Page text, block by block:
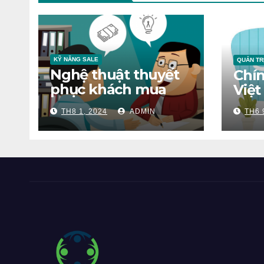
KỸ NĂNG SALE
Nghệ thuật thuyết
phục khách mua
hàng
TH8 1, 2024 ADMIN
QUẢN
Việt
TH6